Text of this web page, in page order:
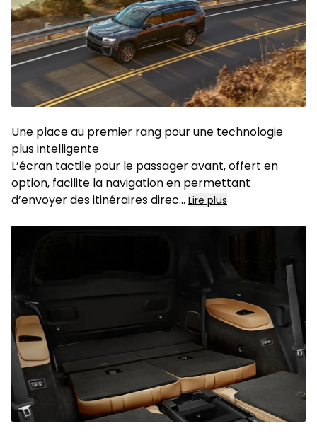
Une place au premier rang pour une technologie
plus intelligente
L’écran tactile pour le passager avant, offert en
option, facilite la navigation en permettant
d’envoyer des itinéraires direc... Lire plus